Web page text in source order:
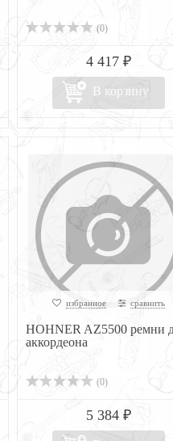
(0)
4 417 ₽
В корзину
избранное сравнить
HOHNER AZ5500 ремни
аккордеона
(0)
5 384 ₽